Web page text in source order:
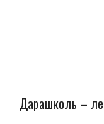
Дарашколь –